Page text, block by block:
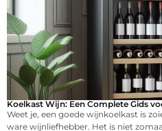
Koelkast Wijn: Een Complete Gids
Weet je, een goede wijnkoelkast is
ware wijnliefhebber. Het is niet